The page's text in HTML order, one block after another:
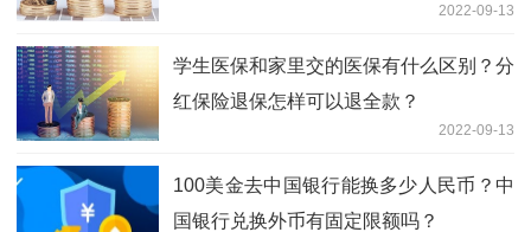
2022-09-13
学生医保和家里交的医保有什么区别？分
红保险退保怎样可以退全款？
2022-09-13
100美金去中国银行能换多少人民币？中
国银行兑换外币有固定限额吗？